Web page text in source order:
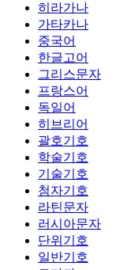
히라가나
가타카나
중국어
한글고어
그리스문자
프랑스어
독일어
히브리어
괄호기호
학술기호
기술기호
첨자기호
라틴문자
러시아문자
단위기호
일반기호